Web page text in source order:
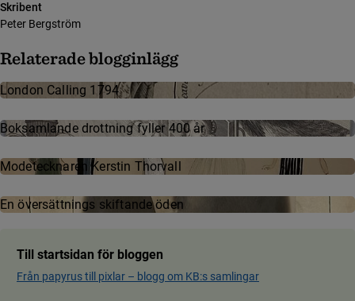
Skribent
Peter Bergström
Relaterade blogginlägg
London Calling 1794
Boksamlande drottning fyller 400 år
Mode­teck­na­ren Kerstin Thor­vall
En översättnings skiftande öden
Till startsidan för bloggen
Från papyrus till pixlar ­– blog­g om KB:s samling­ar